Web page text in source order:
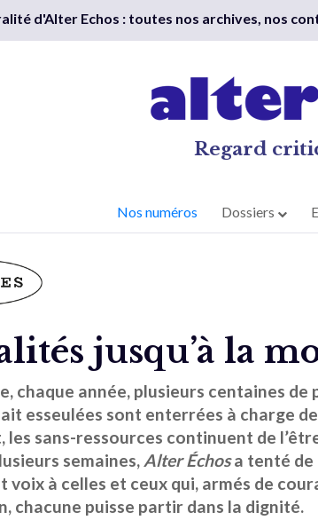
d'Alter Echos : toutes nos archives, nos
Regard
Nos numéros Dossiers
jusqu’à la
chaque année, plusieurs centaines
esseulées sont enterrées à charge
les sans-ressources continuent de
semaines, Alter Échosa tenté de
voix à celles et ceux qui, armés de
chacune puisse partir dans la dignité.